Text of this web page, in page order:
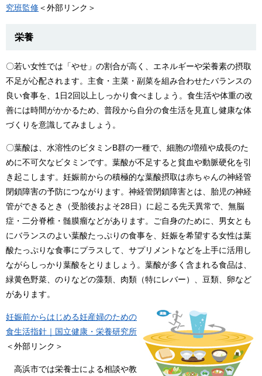
究班監修＜外部リンク＞
栄養
〇若い女性では「やせ」の割合が高く、エネルギーや栄養素の摂取
不足が心配されます。主食・主菜・副菜を組み合わせたバランスの
良い食事を、1日2回以上しっかり食べましょう。食生活や体重の改
善には時間がかかるため、普段から自分の食生活を見直し健康な体
づくりを意識してみましょう。
〇葉酸は、水溶性のビタミンB群の一種で、細胞の増殖や成長のた
めに不可欠なビタミンです。葉酸が不足すると貧血や動脈硬化を引
き起こします。妊娠前からの積極的な葉酸摂取は赤ちゃんの神経管
閉鎖障害の予防につながります。神経管閉鎖障害とは、胎児の神経
管ができるとき（受胎後およそ28日）に起こる先天異常で、無脳
症・二分脊椎・髄膜瘤などがあります。ご自身のために、男女とも
にバランスのよい葉酸たっぷりの食事を、妊娠を希望する女性は葉
酸たっぷりな食事にプラスして、サプリメントなどを上手に活用し
ながらしっかり葉酸をとりましょう。葉酸が多く含まれる食品は、
緑黄色野菜、のりなどの藻類、肉類（特にレバー）、豆類、卵など
があります。
妊娠前からはじめる妊産婦のための
食生活指針｜国立健康・栄養研究所
＜外部リンク＞
高浜市では栄養士による相談や教